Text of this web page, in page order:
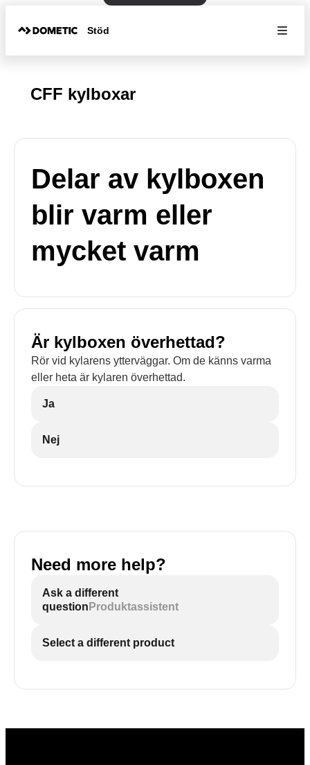
Stöd
CFF kylboxar
Delar av kylboxen
blir varm eller
mycket varm
Är kylboxen överhettad?
Rör vid kylarens ytterväggar. Om de känns varma
eller heta är kylaren överhettad.
Ja
Nej
Need more help?
Ask a different
question Produktassistent
Select a different product